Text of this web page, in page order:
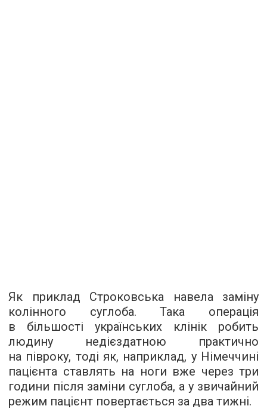
Як приклад Строковська навела заміну
колінного суглоба. Така операція
в більшості українських клінік робить
людину недієздатною практично
на півроку, тоді як, наприклад, у Німеччині
пацієнта ставлять на ноги вже через три
години після заміни суглоба, а у звичайний
режим пацієнт повертається за два тижні.